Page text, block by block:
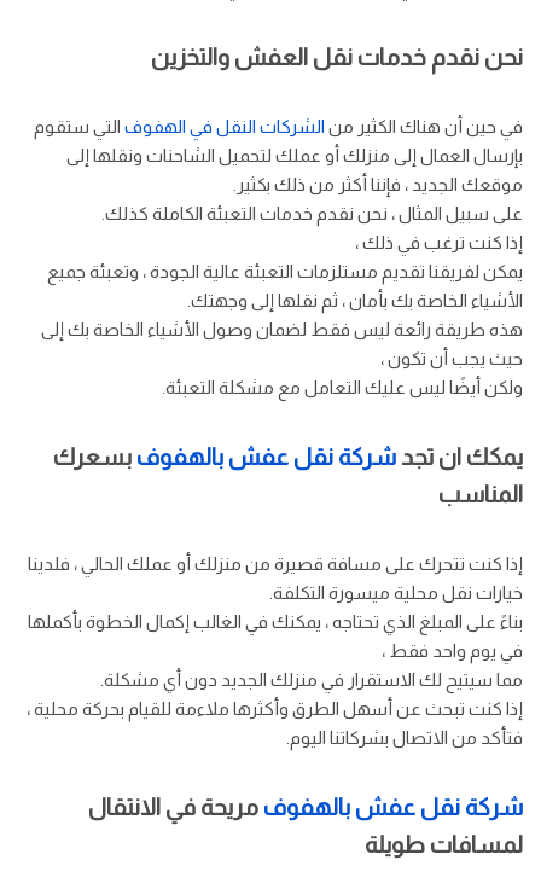
نحن نقدم خدمات نقل العفش والتخزين
في حين أن هناك الكثير من الشركات النقل في الهفوف التي ستقوم
بإرسال العمال إلى منزلك أو عملك لتحميل الشاحنات ونقلها إلى
موقعك الجديد ، فإننا أكثر من ذلك بكثير.
على سبيل المثال ، نحن نقدم خدمات التعبئة الكاملة كذلك.
إذا كنت ترغب في ذلك ،
يمكن لفريقنا تقديم مستلزمات التعبئة عالية الجودة ، وتعبئة جميع
الأشياء الخاصة بك بأمان ، ثم نقلها إلى وجهتك.
هذه طريقة رائعة ليس فقط لضمان وصول الأشياء الخاصة بك إلى
حيث يجب أن تكون ،
ولكن أيضًا ليس عليك التعامل مع مشكلة التعبئة.
يمكك ان تجد شركة نقل عفش بالهفوف بسعرك
المناسب
إذا كنت تتحرك على مسافة قصيرة من منزلك أو عملك الحالي ، فلدينا
خيارات نقل محلية ميسورة التكلفة.
بناءً على المبلغ الذي تحتاجه ، يمكنك في الغالب إكمال الخطوة بأكملها
في يوم واحد فقط ،
مما سيتيح لك الاستقرار في منزلك الجديد دون أي مشكلة.
إذا كنت تبحث عن أسهل الطرق وأكثرها ملاءمة للقيام بحركة محلية ،
فتأكد من الاتصال بشركاتنا اليوم.
شركة نقل عفش بالهفوف مريحة في الانتقال
لمسافات طويلة